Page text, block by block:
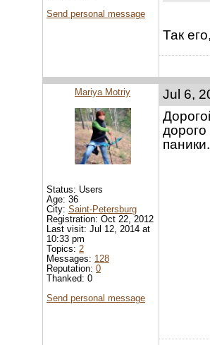
Так
Send personal message
Jul 6,
паники.
Mariya Motriy
Status: Users
Age: 36
City: Saint-Petersburg
Registration: Oct 22, 2012
Last visit: Jul 12, 2014 at
10:33 pm
Topics: 2
Messages: 128
Reputation: 0
Thanked: 0
Send personal message